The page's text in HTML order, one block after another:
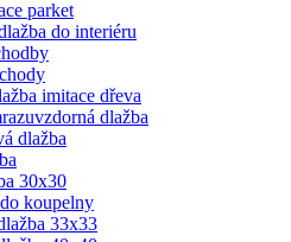
parket
do interiéru
imitace dřeva
dlažba
dlažba
30x30
koupelny
33x33